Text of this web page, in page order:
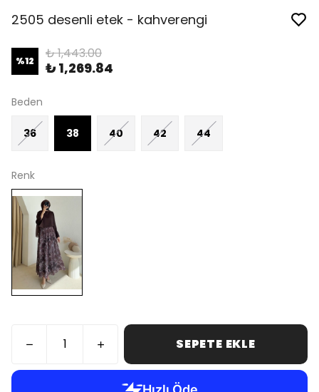
2505 desenli etek - kahverengi
%12 ₺ 1,443.00
₺ 1,269.84
Beden
36 38 40 42 44
Renk
SEPETE EKLE